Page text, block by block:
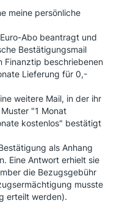
meine persönliche
Abo beantragt und
Bestätigungsmail
Finanztip beschriebenen
Lieferung für 0,-
weitere Mail, in der ihr
"1 Monat
kostenlos" bestätigt
als Anhang
Eine Antwort erhielt sie
die Bezugsgebühr
musste
erteilt werden).